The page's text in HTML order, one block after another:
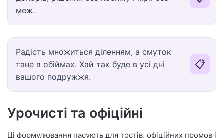
меж.
Радість множиться діленням, а смуток
тане в обіймах. Хай так буде в усі дні
вашого подружжя.
📋
Урочисті та офіційні
Ці формулювання пасують для тостів, офіційних промов і